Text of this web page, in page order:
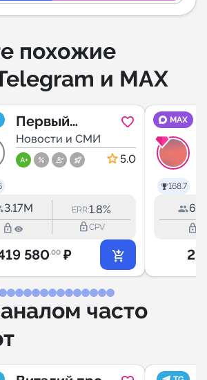
похожие
и MAX
Первый
Московский
Новости и СМИ
5.0
3.17M ERR:1.8%
lock_outline lock_outlineCPV
580.00 ₽
MAX
168.7
lock_outline
23
часто